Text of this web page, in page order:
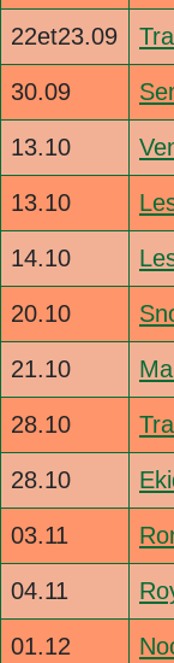
22et23.09
30.09
13.10
13.10
14.10
20.10
21.10
28.10
28.10
03.11
04.11
01.12